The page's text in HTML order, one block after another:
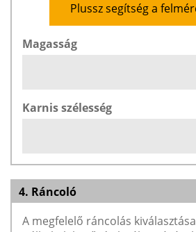
Plussz segítség a
Magasság
Karnis szélesség
4. Ráncoló
A megfelelő ráncolás